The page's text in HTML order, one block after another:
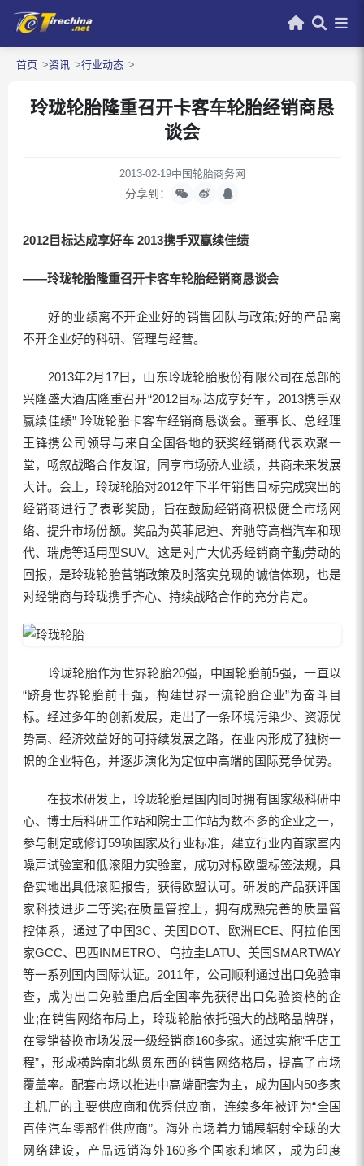
首页 资讯 行业动态
玲珑轮胎隆重召开卡客车轮胎经销商恳
谈会
2013-02-19中国轮胎商务网
分享到：
2012目标达成享好车 2013携手双赢续佳绩
——玲珑轮胎隆重召开卡客车轮胎经销商恳谈会
好的业绩离不开企业好的销售团队与政策;好的产品离
不开企业好的科研、管理与经营。
2013年2月17日，山东玲珑轮胎股份有限公司在总部的
兴隆盛大酒店隆重召开“2012目标达成享好车，2013携手双
赢续佳绩” 玲珑轮胎卡客车经销商恳谈会。董事长、总经理
王锋携公司领导与来自全国各地的获奖经销商代表欢聚一
堂，畅叙战略合作友谊，同享市场骄人业绩，共商未来发展
大计。会上，玲珑轮胎对2012年下半年销售目标完成突出的
经销商进行了表彰奖励，旨在鼓励经销商积极健全市场网
络、提升市场份额。奖品为英菲尼迪、奔驰等高档汽车和现
代、瑞虎等适用型SUV。这是对广大优秀经销商辛勤劳动的
回报，是玲珑轮胎营销政策及时落实兑现的诚信体现，也是
对经销商与玲珑携手齐心、持续战略合作的充分肯定。
玲珑轮胎作为世界轮胎20强，中国轮胎前5强，一直以
“跻身世界轮胎前十强，构建世界一流轮胎企业”为奋斗目
标。经过多年的创新发展，走出了一条环境污染少、资源优
势高、经济效益好的可持续发展之路，在业内形成了独树一
帜的企业特色，并逐步演化为定位中高端的国际竞争优势。
在技术研发上，玲珑轮胎是国内同时拥有国家级科研中
心、博士后科研工作站和院士工作站为数不多的企业之一，
参与制定或修订59项国家及行业标准，建立行业内首家室内
噪声试验室和低滚阻力实验室，成功对标欧盟标签法规，具
备实地出具低滚阻报告，获得欧盟认可。研发的产品获评国
家科技进步二等奖;在质量管控上，拥有成熟完善的质量管
控体系，通过了中国3C、美国DOT、欧洲ECE、阿拉伯国
家GCC、巴西INMETRO、乌拉圭LATU、美国SMARTWAY
等一系列国内国际认证。2011年，公司顺利通过出口免验审
查，成为出口免验重启后全国率先获得出口免验资格的企
业;在销售网络布局上，玲珑轮胎依托强大的战略品牌群，
在零销替换市场发展一级经销商160多家。通过实施“千店工
程”，形成横跨南北纵贯东西的销售网络格局，提高了市场
覆盖率。配套市场以推进中高端配套为主，成为国内50多家
主机厂的主要供应商和优秀供应商，连续多年被评为“全国
百佳汽车零部件供应商”。海外市场着力铺展辐射全球的大
网络建设，产品远销海外160多个国家和地区，成为印度